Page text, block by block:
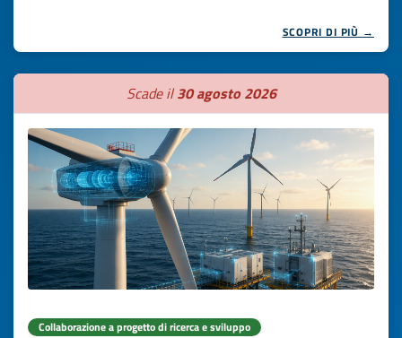
SCOPRI DI PIÙ →
Scade il30 agosto 2026
Collaborazione a progetto di ricerca e sviluppo